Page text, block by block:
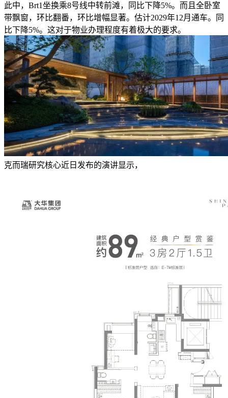
此中，Brt1坐换乘8号线中转前滩，同比下降5%。而且全卧室
带飘窗，环比翻番，环比增幅显著。估计2029年12月通车。同
比下降5%。这对于物业办理程度有着极大的要求。
克而瑞研究核心近日发布的演讲显示，